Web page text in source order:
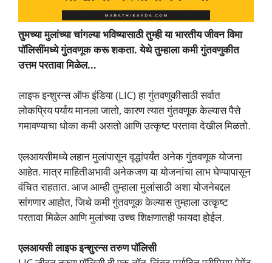
तुमच्या मुलांच्या चांगल्या भविष्यासाठी तुम्ही या भारतीय जीवन विमा
पॉलिसींमध्ये गुंतवणूक करू शकता. येथे तुम्हाला कमी गुंतवणुकीत
उत्तम परतावा मिळेल…
लाइफ इन्शुरन्स ऑफ इंडिया (LIC) हा गुंतवणुकीसाठी सर्वात
लोकप्रिय पर्याय मानला जातो, कारण त्यात गुंतवणूक केल्यास पैसे
गमावण्याचा धोका कमी असतो आणि उत्कृष्ट परतावा देखील मिळतो.
एलआयसीमध्ये लहान मुलांपासून वृद्धांपर्यंत अनेक गुंतवणूक योजना
आहेत. मात्र माहितीअभावी अनेकजण या योजनांचा लाभ घेण्यापासून
वंचित राहतात. आज आम्ही तुम्हाला मुलांसाठी अशा योजनेबद्दल
सांगणार आहोत, जिथे कमी गुंतवणूक केल्यास तुम्हाला उत्कृष्ट
परतावा मिळेल आणि मुलांच्या उच्च शिक्षणातही फायदा होईल.
एलआयसी लाइफ इन्शुरन्स तरुण पॉलिसी